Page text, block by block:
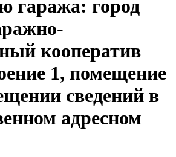
гаража: город
кооператив
1, помещение
сведений в
адресном